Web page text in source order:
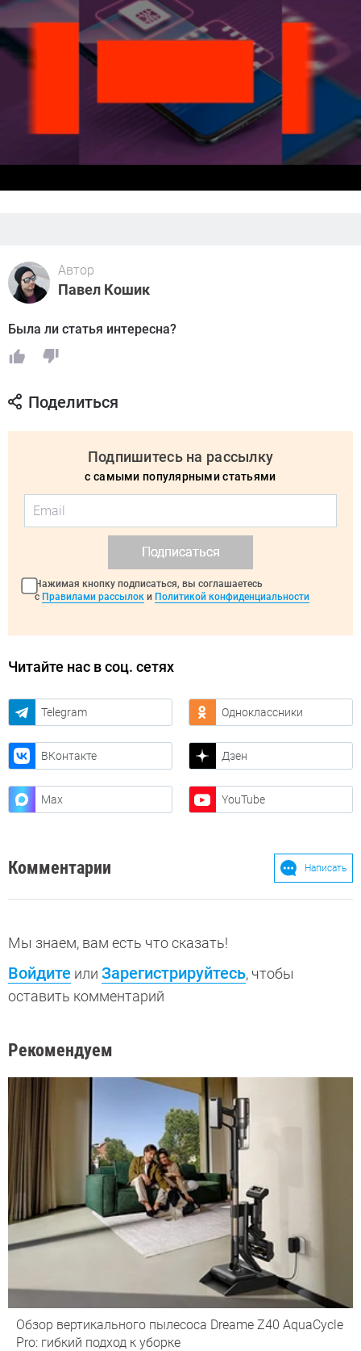
Автор
Павел Кошик
Была ли статья интересна?
Поделиться
Подпишитесь на рассылку
с самыми популярными статьями
Подписаться
Нажимая кнопку подписаться, вы соглашаетесь
с Правилами рассылок и Политикой конфиденциальности
Читайте нас в соц. сетях
Telegram Одноклассники
ВКонтакте Дзен
Max YouTube
Комментарии Написать
Мы знаем, вам есть что сказать!
Войдите или Зарегистрируйтесь, чтобы
оставить комментарий
Рекомендуем
Обзор вертикального пылесоса Dreame Z40 AquaCycle
Pro: гибкий подход к уборке